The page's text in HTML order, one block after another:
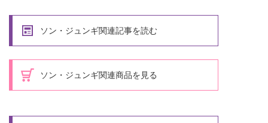
ソン・ジュンギ関連記事を読む
ソン・ジュンギ関連商品を見る